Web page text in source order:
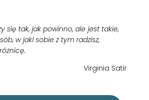
się tak, jak powinno, ale jest takie,
w jaki sobie z tym radzisz,
Virginia Satir